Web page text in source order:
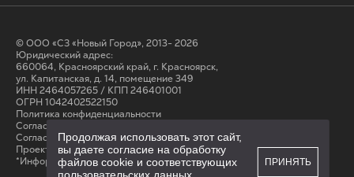
© ООО «СЗ «Новый Город», 2013- 2026
Юридический адрес:
660064, Красноярский край, г. Красноярск,
ул. Капитанская, д. 14, помещение 349
ИНН 2464057265 / КПП 246401001
ОГРН 1042402522150
Политика конфиденциальности
Согласие на обработку персональных данных
Cогласие на получение рассылки
Проектные декларации на сайте наш.дом.рф
*Информация на сайте не является публичной офертой
Продолжая использовать этот сайт,
вы даете согласие на обработку
файлов cookie и соответствующих
ПРИНЯТЬ